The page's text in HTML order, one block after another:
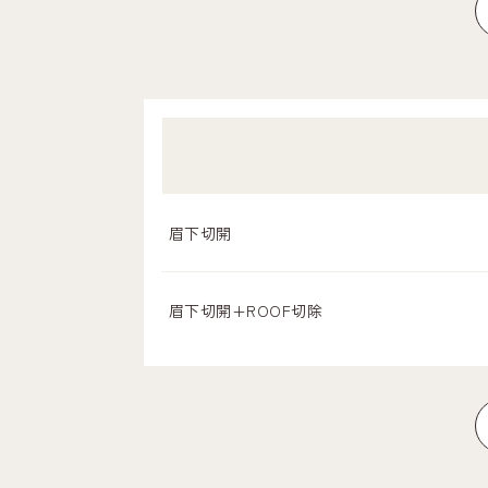
眉下切開
眉下切開+ROOF切除